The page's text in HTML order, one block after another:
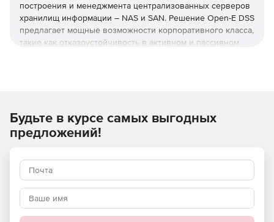
построения и менеджмента централизованных серверов
хранилищ информации – NAS и SAN. Решение Open-E DSS
предлагает мощные возможности корпоративного класса,
такие как отказоустойчивость в активном и пассивном
Отказоустойчивость класса iSCSI (SAN) Active-Active
повышает производительность работы системы в целом
и сокращает время простоев в связи с тем, что трафик
между двумя узлами. Семейство продуктов Open-E DSS,
одно из лидеров в своей отрасли, развернуто свыше 27
тысяч раз в организациях по всему миру, включая
компании из списка Fortune 500.
Характеристики и преимущества Open-E DSS V7:
Будьте в курсе самых выгодных
предложений!